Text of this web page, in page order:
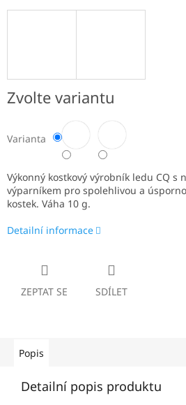
Zvolte variantu
Varianta
Výkonný kostkový výrobník ledu CQ s
výparníkem pro spolehlivou a
kostek. Váha 10 g.
Detailní informace
ZEPTAT SE SDÍLET
Popis
Detailní popis produktu